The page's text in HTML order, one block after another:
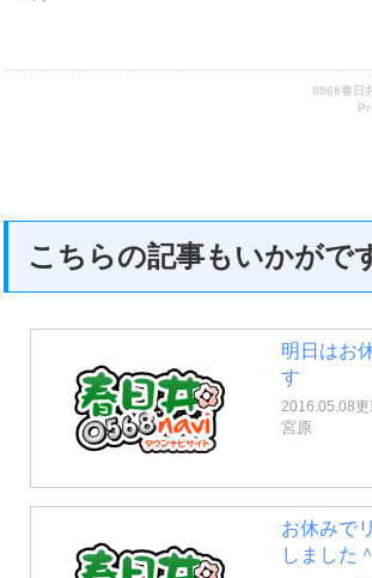
0568春日
こちらの記事もいかがで
明日はお
す
2016.05.08更
宮原
お休みで
しました